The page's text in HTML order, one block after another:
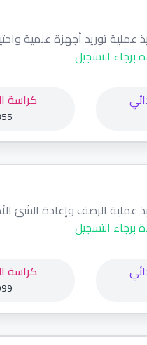
عملية توريد أجهزة علمية
برجاء التسجيل
كراسة
عملية الرصف وإعادة الشئ
برجاء التسجيل
كراسة